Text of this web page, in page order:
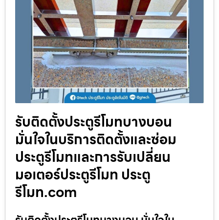
รับติดตั้งประตูรีโมทบางบอน
มั่นใจในบริการติดตั้งและซ่อม
ประตูรีโมทและการรับเปลี่ยน
มอเตอร์ประตูรีโมท ประตู
รีโมท.com